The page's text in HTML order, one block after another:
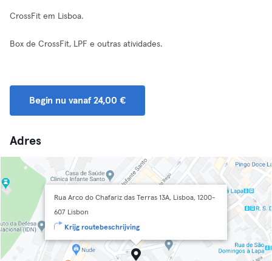
CrossFit em Lisboa.
Box de CrossFit, LPF e outras atividades.
Begin nu vanaf 24,00 €
Adres
Rua Arco do Chafariz das Terras 13A, Lisboa, 1200-
607 Lisbon
Krijg routebeschrijving